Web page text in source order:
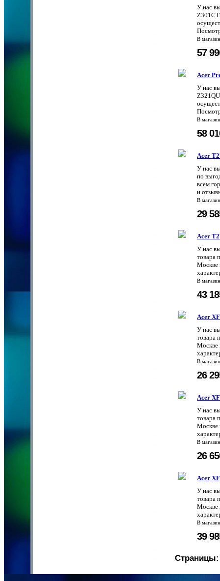
У нас
В
57
Acer
У нас
В
58
Acer
У нас
по
всем
и
В
29
Acer
У нас
товара
Москве
В
43
Acer
У нас
товара
Москве
В
26
Acer
У нас
товара
Москве
В
26
Acer
У нас
товара
Москве
В
39
Страницы: